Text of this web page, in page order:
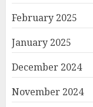
February 2025
January 2025
December 2024
November 2024